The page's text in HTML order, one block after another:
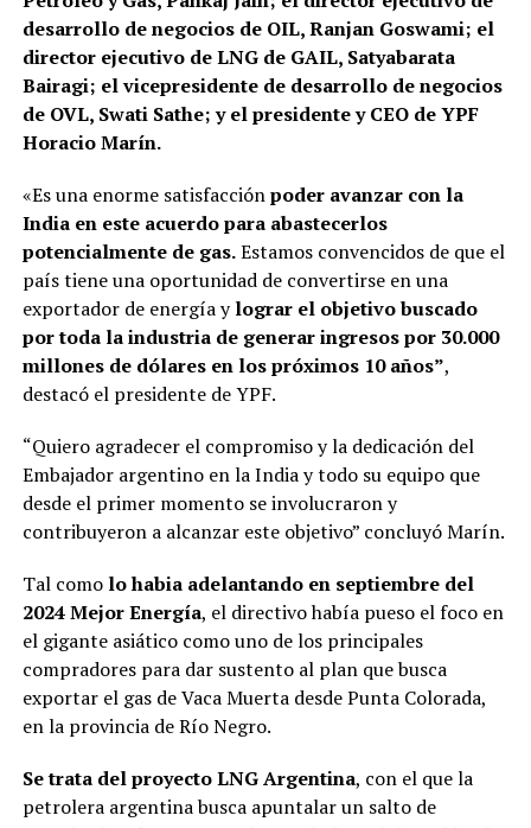
desarrollo de negocios de OIL, Ranjan Goswami; el
director ejecutivo de LNG de GAIL, Satyabarata
Bairagi; el vicepresidente de desarrollo de negocios
de OVL, Swati Sathe; y el presidente y CEO de YPF
Horacio Marín.
«Es una enorme satisfacciónpoder avanzar con la
India en este acuerdo para abastecerlos
potencialmente de gas.Estamos convencidos de que el
país tiene una oportunidad de convertirse en una
exportador de energía ylograr el objetivo buscado
por toda la industria de generar ingresos por 30.000
millones de dólares en los próximos 10 años”,
destacó el presidente de YPF.
“Quiero agradecer el compromiso y la dedicación del
Embajador argentino en la India y todo su equipo que
desde el primer momento se involucraron y
contribuyeron a alcanzar este objetivo” concluyó Marín.
Tal como lo habia adelantando en septiembre del
2024 Mejor Energía, el directivo había pueso el foco en
el gigante asiático como uno de los principales
compradores para dar sustento al plan que busca
exportar el gas de Vaca Muerta desde Punta Colorada,
en la provincia de Río Negro.
Se trata del proyecto LNG Argentina, con el que la
petrolera argentina busca apuntalar un salto de